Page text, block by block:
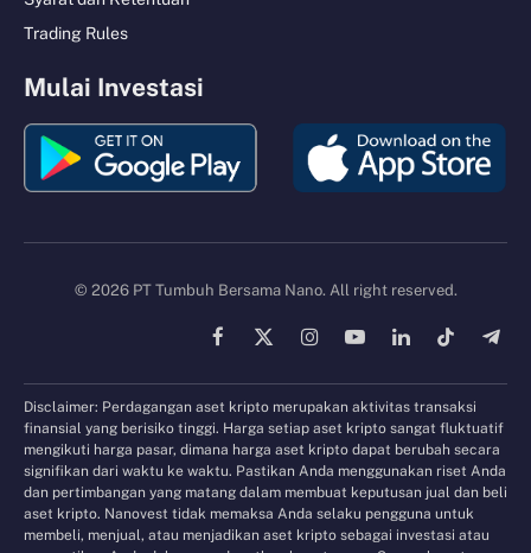
Trading Rules
Mulai Investasi
© 2026 PT Tumbuh Bersama Nano. All right reserved.
Facebook
X
InstagramYouTubeLinkedInTikTok
Disclaimer: Perdagangan aset kripto merupakan aktivitas transaksi
finansial yang berisiko tinggi. Harga setiap aset kripto sangat fluktuatif
mengikuti harga pasar, dimana harga aset kripto dapat berubah secara
signifikan dari waktu ke waktu. Pastikan Anda menggunakan riset Anda
dan pertimbangan yang matang dalam membuat keputusan jual dan beli
aset kripto. Nanovest tidak memaksa Anda selaku pengguna untuk
membeli, menjual, atau menjadikan aset kripto sebagai investasi atau